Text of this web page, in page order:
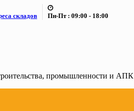
складов Пн-Пт : 09:00 - 18:00
промышленности и АПК